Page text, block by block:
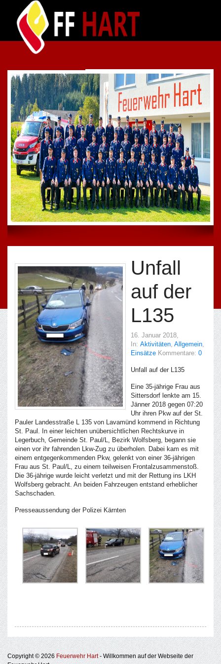
Unfall
auf der
L135
16. Januar 2018,
In: Aktivitäten, Allgemein,
Einsätze Kommentare: 0
Unfall auf der L135
Eine 35-jährige Frau aus
Sittersdorf lenkte am 15.
Jänner 2018 gegen 07:20
Uhr ihren Pkw auf der St.
Pauler Landesstraße L 135 von Lavamünd kommend in Richtung
St. Paul. In einer leichten unübersichtlichen Rechtskurve in
Legerbuch, Gemeinde St. Paul/L, Bezirk Wolfsberg, begann sie
einen vor ihr fahrenden Lkw-Zug zu überholen. Dabei kam es mit
einem entgegenkommenden Pkw, gelenkt von einer 36-jährigen
Frau aus St. Paul/L, zu einem teilweisen Frontalzusammenstoß.
Die 36-jährige wurde leicht verletzt und mit der Rettung ins LKH
Wolfsberg gebracht. An beiden Fahrzeugen entstand erheblicher
Sachschaden.
Presseaussendung der Polizei Kärnten
Copyright © 2026Feuerwehr Hart- Willkommen auf der Webseite der